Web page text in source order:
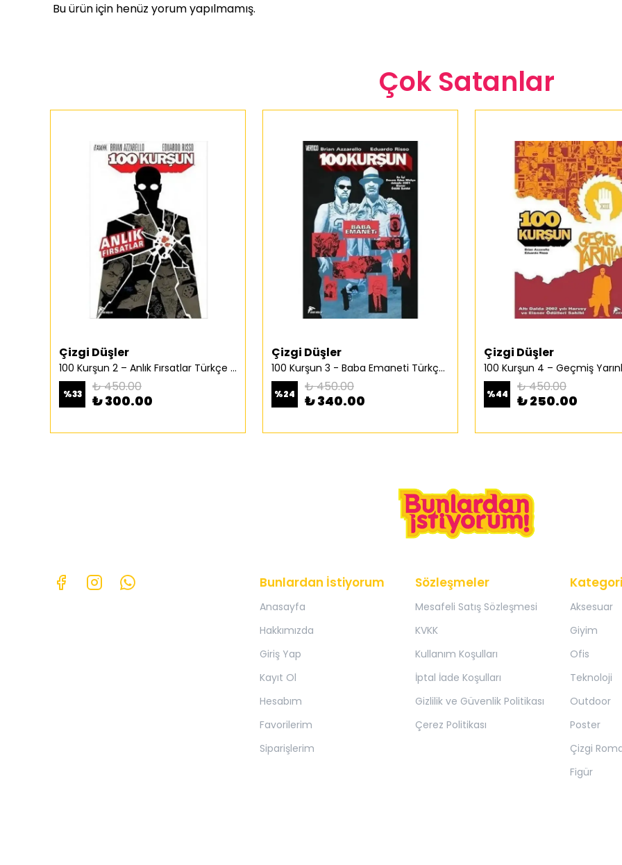
Bu ürün için henüz yorum yapılmamış.
Çok Satanlar
Çizgi Düşler
100 Kurşun 2 – Anlık Fırsatlar Türkçe Çizgi Roman
%33 ₺ 450.00
₺ 300.00
Çizgi Düşler
100 Kurşun 3 - Baba Emaneti Türkçe Çizgi Roman
%24 ₺ 450.00
₺ 340.00
Çizgi Düşler
%44 ₺ 450.00
₺ 250.00
Bunlardan İstiyorum
Anasayfa
Hakkımızda
Giriş Yap
Kayıt Ol
Hesabım
Favorilerim
Siparişlerim
Sözleşmeler
Mesafeli Satış Sözleşmesi
KVKK
Kullanım Koşulları
İptal İade Koşulları
Gizlilik ve Güvenlik Politikası
Çerez Politikası
Aksesuar
Giyim
Ofis
Teknoloji
Outdoor
Poster
Çizgi
Figür